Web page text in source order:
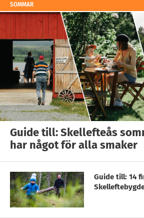
SOMMAR
Guide till: Skellefteås
har något för alla smaker
Guide till: 14